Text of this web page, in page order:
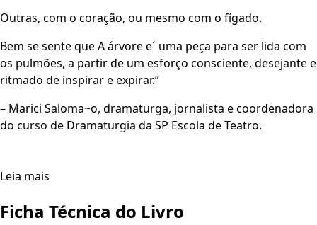
Outras, com o coração, ou mesmo com o fígado.
Bem se sente que A árvore e´ uma peça para ser lida com
os pulmões, a partir de um esforço consciente, desejante e
ritmado de inspirar e expirar.”
– Marici Saloma~o, dramaturga, jornalista e coordenadora
do curso de Dramaturgia da SP Escola de Teatro.
Leia mais
Ficha Técnica do Livro